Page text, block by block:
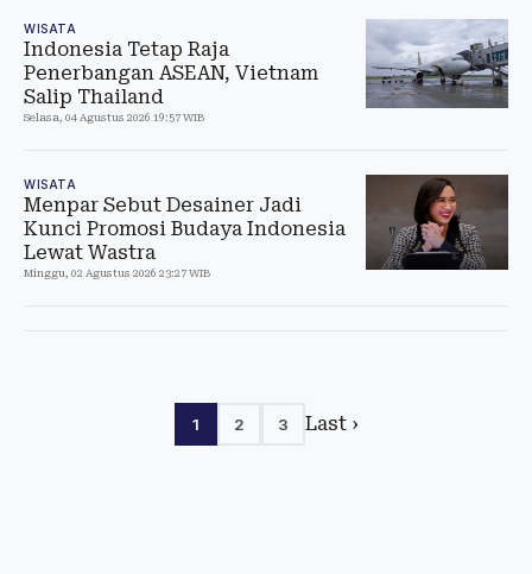
WISATA
Indonesia Tetap Raja
Penerbangan ASEAN, Vietnam
Salip Thailand
Selasa, 04 Agustus 2026 19:57 WIB
WISATA
Menpar Sebut Desainer Jadi
Kunci Promosi Budaya Indonesia
Lewat Wastra
Minggu, 02 Agustus 2026 23:27 WIB
1 2 3 Last ›